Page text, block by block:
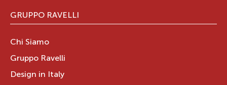
Puglia IT
Tel.:3289205165
GRUPPO RAVELLI
Chi Siamo
Gruppo Ravelli
Design in Italy